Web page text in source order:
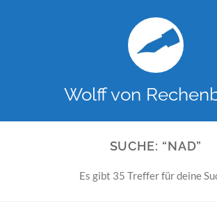
Wolff von
SUCHE: “NAD”
Es gibt 35 Treffer für deine